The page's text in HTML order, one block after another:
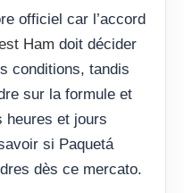
officiel car l’accord
Ham doit décider
conditions, tandis
sur la formule et
heures et jours
si Paquetá
dès ce mercato.